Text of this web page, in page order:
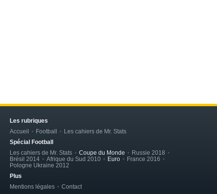
Les rubriques
Accueil
Football
Les cahiers de Mr. Stats
Spécial Football
Les cahiers de Mr. Stats
Coupe du Monde
Russie 2018
Brésil 2014
Afrique du Sud 2010 Euro
France 2016
Pologne Ukraine 2012
Plus
Mentions légales
Contact